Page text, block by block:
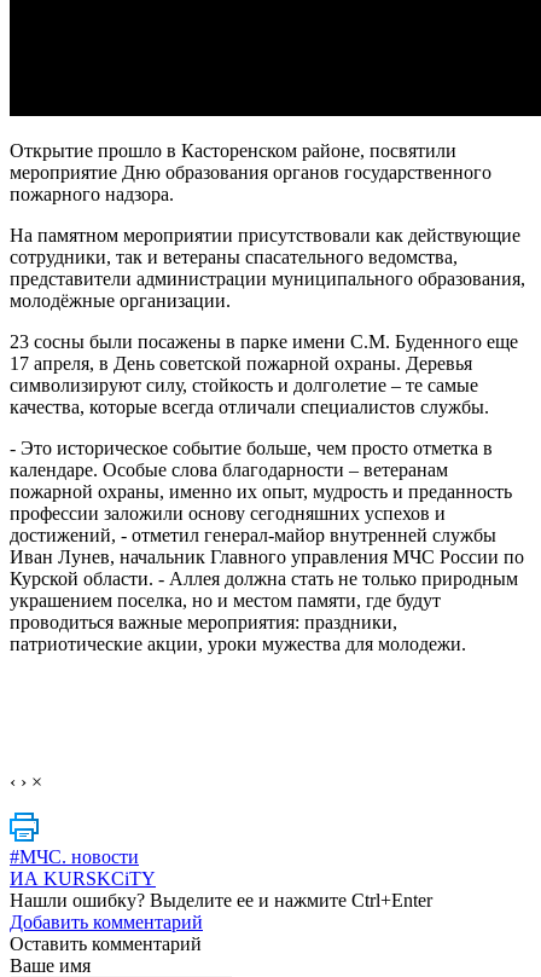
Открытие прошло в Касторенском районе, посвятили
мероприятие Дню образования органов государственного
пожарного надзора.
На памятном мероприятии присутствовали как действующие
сотрудники, так и ветераны спасательного ведомства,
представители администрации муниципального образования,
молодёжные организации.
23 сосны были посажены в парке имени С.М. Буденного еще
17 апреля, в День советской пожарной охраны. Деревья
символизируют силу, стойкость и долголетие – те самые
качества, которые всегда отличали специалистов службы.
- Это историческое событие больше, чем просто отметка в
календаре. Особые слова благодарности – ветеранам
пожарной охраны, именно их опыт, мудрость и преданность
профессии заложили основу сегодняшних успехов и
достижений, - отметил генерал-майор внутренней службы
Иван Лунев, начальник Главного управления МЧС России по
Курской области. - Аллея должна стать не только природным
украшением поселка, но и местом памяти, где будут
проводиться важные мероприятия: праздники,
патриотические акции, уроки мужества для молодежи.
‹ › ×
#МЧС. новости
ИА KURSKCiTY
Нашли ошибку? Выделите ее и нажмите Ctrl+Enter
Добавить комментарий
Оставить комментарий
Ваше имя